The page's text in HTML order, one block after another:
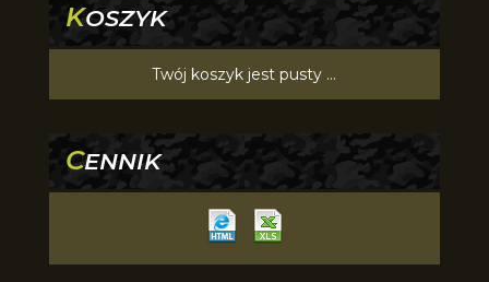
KOSZYK
Twój koszyk jest pusty ...
CENNIK